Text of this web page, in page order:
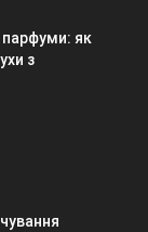
парфуми: як
з